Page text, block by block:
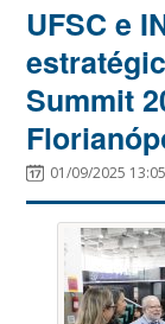
UFSC e
Summit
01/09/2025 13:05